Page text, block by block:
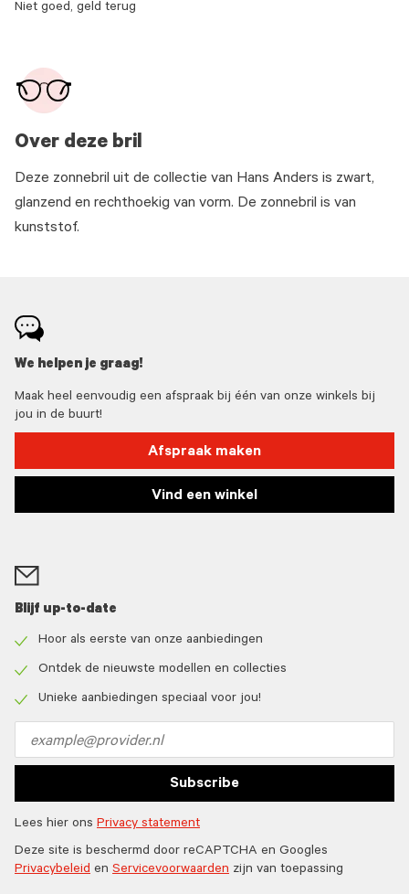
Over deze bril
Deze zonnebril uit de collectie van Hans Anders is zwart,
glanzend en rechthoekig van vorm. De zonnebril is van
kunststof.
Niet goed, geld terug
We helpen je graag!
Maak heel eenvoudig een afspraak bij één van onze winkels bij
jou in de buurt!
Afspraak maken
Vind een winkel
Blijf up-to-date
icon
Hoor als eerste van onze aanbiedingen
icon
Ontdek de nieuwste modellen en collecties
Unieke aanbiedingen speciaal voor jou!
address
Subscribe
Lees hier ons Privacy statement
Deze site is beschermd door reCAPTCHA en Googles
Privacybeleid en Servicevoorwaarden zijn van toepassing